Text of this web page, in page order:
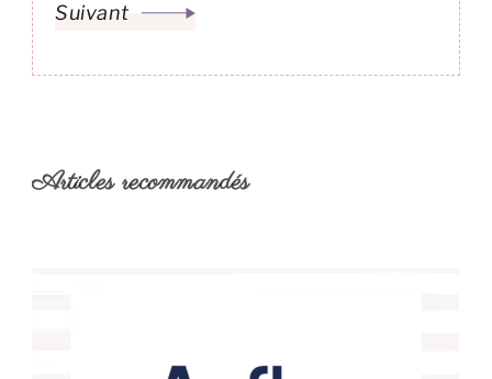
Suivant
Articles recommandés